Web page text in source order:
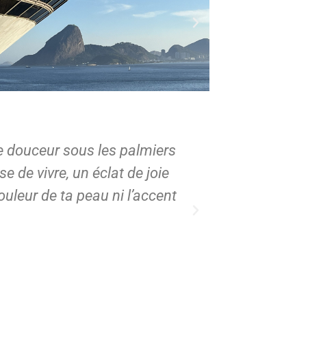
douceur sous les palmiers
de vivre, un éclat de joie
de ta peau ni l’accent